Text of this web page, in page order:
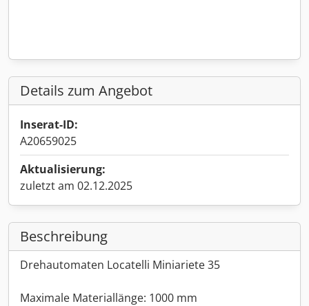
Details zum Angebot
Inserat-ID:
A20659025
Aktualisierung:
zuletzt am 02.12.2025
Beschreibung
Drehautomaten Locatelli Miniariete 35
Maximale Materiallänge: 1000 mm